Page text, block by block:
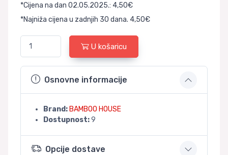
*Cijena na dan 02.05.2025.: 4,50€
*Najniža cijena u zadnjih 30 dana. 4,50€
U košaricu
Osnovne informacije
Brand: BAMBOO HOUSE
Dostupnost:9
Opcije dostave